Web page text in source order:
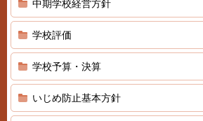
中期学校経営方針
学校評価
学校予算・決算
いじめ防止基本方針